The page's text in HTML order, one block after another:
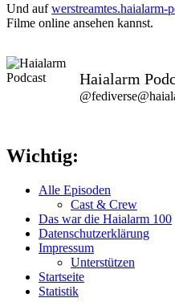
Und aufwerstreamtes.haialarm-
Filme online ansehen kannst.
Haialarm
Wichtig:
Alle Episoden
Cast & Crew
Das war die Haialarm 100
Datenschutzerklärung
Impressum
Unterstützen
Startseite
Statistik